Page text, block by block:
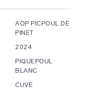
AOP PICPOUL DE
PINET
2024
PIQUEPOUL
BLANC
CUVE